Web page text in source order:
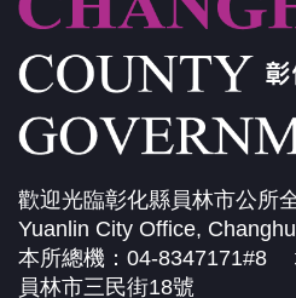
歡迎光臨彰化縣員林市公所
Yuanlin City Office,
本所總機：04-8347171#8
員林市三民街18號